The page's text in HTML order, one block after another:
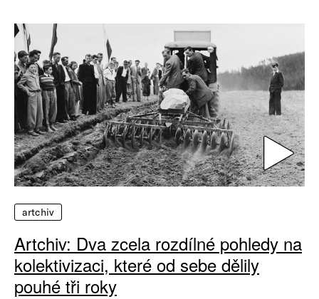
artchiv
Artchiv: Dva zcela rozdílné pohledy na
kolektivizaci, které od sebe dělily
pouhé tři roky